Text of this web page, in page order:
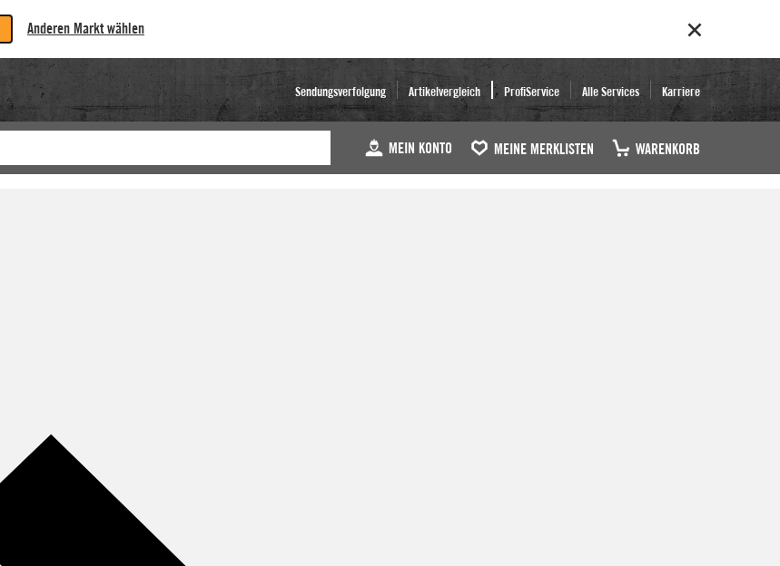
Anderen Markt wählen
Sendungsverfolgung Artikelvergleich ProfiService Alle Services Karriere
MEIN KONTO MEINE MERKLISTEN WARENKORB